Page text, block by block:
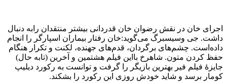
اجرای خان در نقش رضوان خان قدردانی بیشتر منتقدان رابه دنبال
داشت. جی وسیسبرگ می‌گوید:خان رفتار بیماران اسپارگر را انجام
داده‌است. چشم‌های برگردان، قدم‌های جهنده، لکنت و تکرار هنگام
حفظ کردن متون. شاهرخ بااین فیلم هشتمین و آخرین (تابه حال)
جایزهٔ فیلم فیر بهترین بازیگر را گرفت و توانست به رکورد دیلیپ
کومار برسد و شاید خودش روزی این رکورد را بشکند.